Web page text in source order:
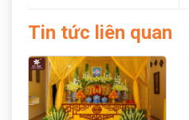
Tin tức liên quan